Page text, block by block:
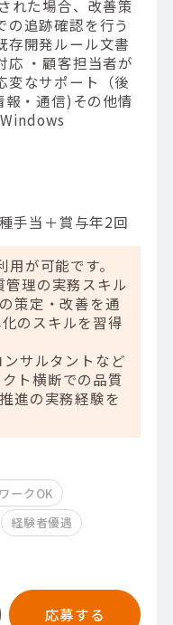
れた場合、改善策
の追跡確認を行う
存開発ルール文書
応 ・顧客担当者が
変なサポート（後
・通信)その他情
手当＋賞与年2回
が可能です。
管理の実務スキル
策定・改善を通
のスキルを習得
サルタントなど
ト横断での品質
進の実務経験を
ークOK
経験者優遇
応募する